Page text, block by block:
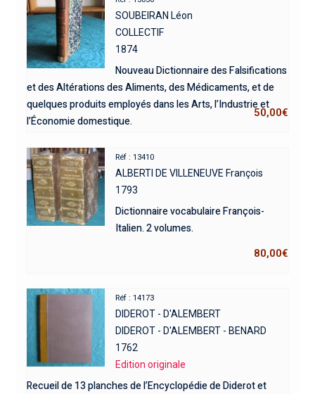
SOUBEIRAN Léon
COLLECTIF
1874
Nouveau Dictionnaire des Falsifications
et des Altérations des Aliments, des Médicaments, et de
quelques produits employés dans les Arts, l’Industrie et
l’Économie domestique.
50,00€
Réf : 13410
ALBERTI DE VILLENEUVE François
1793
Dictionnaire vocabulaire François-
Italien. 2 volumes.
80,00€
Réf : 14173
DIDEROT - D'ALEMBERT
DIDEROT - D'ALEMBERT - BENARD
1762
Edition originale
Recueil de 13 planches de l’Encyclopédie de Diderot et